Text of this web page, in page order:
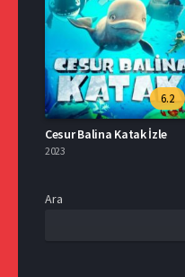
6.2
Cesur Balina Katak İzle
2023
Ara